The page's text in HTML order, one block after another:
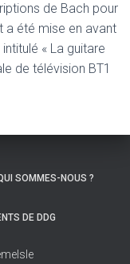
de Bach pour
a été mise en avant
« La guitare
de télévision BT1
SOMMES-NOUS ?
DE DDG